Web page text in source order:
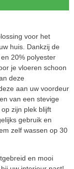
voor het
huis. Dankzij de
20% polyester
je vloeren schoon
deze
aan uw voordeur
van een stevige
zijn plek blijft
gebruik en
zelf wassen op 30
en mooi